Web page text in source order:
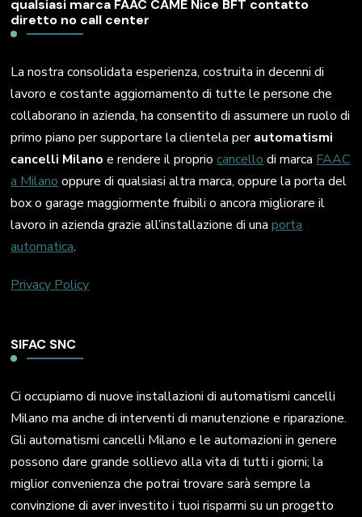
qualsiasi marca FAAC CAME Nice BFT contatto
diretto no call center
La nostra consolidata esperienza, costruita in decenni di
lavoro e costante aggiornamento di tutte le persone che
collaborano in azienda, ha consentito di assumere un ruolo di
primo piano per supportare la clientela perautomatismi
cancelli Milano e rendere il propriocancello di marca FAAC
a Milano oppure di qualsiasi altra marca, oppure la porta del
box o garage maggiormente fruibili o ancora migliorare il
lavoro in azienda grazie all’installazione di unaporta
automatica.
Privacy Policy
SIFAC SNC
Ci occupiamo di nuove installazioni di automatismi cancelli
Milano ma anche di interventi di manutenzione e riparazione.
Gli automatismi cancelli Milano e le automazioni in genere
possono dare grande sollievo alla vita di tutti i giorni; la
miglior convenienza che potrai trovare sarà sempre la
convinzione di aver investito i tuoi risparmi su un progetto